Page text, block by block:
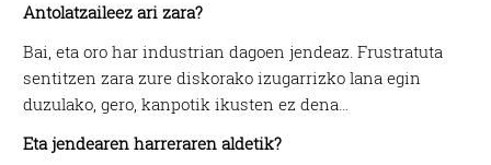
Antolatzaileez ari zara?
Bai, eta oro har industrian dagoen jendeaz. Frustratuta
sentitzen zara zure diskorako izugarrizko lana egin
duzulako, gero, kanpotik ikusten ez dena…
Eta jendearen harreraren aldetik?